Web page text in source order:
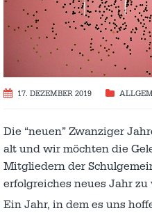
17. DEZEMBER 2019
Die “neuen” Zwanziger
alt und wir möchten die
Mitgliedern der
erfolgreiches neues Jahr zu
Ein Jahr, in dem es uns